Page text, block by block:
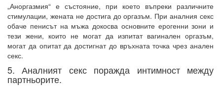
„Аноргазмия“ е състояние, при което въпреки различните
стимулации, жената не достига до оргазъм. При аналния секс
обаче пенисът на мъжа докосва основните ерогенни зони и
тези жени, които не могат да изпитат вагинален оргазъм,
могат да опитат да достигнат до връхната точка чрез анален
секс.
5. Аналният секс поражда интимност между
партньорите.